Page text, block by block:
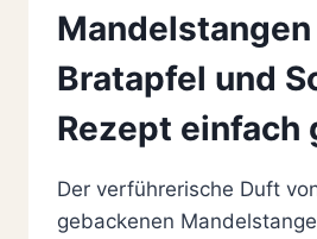
Bratapfel und
Rezept einfach
Der verführerische Duft
gebackenen